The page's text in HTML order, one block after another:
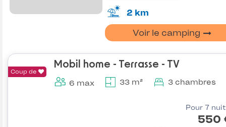
2 km
Voir le camping
Coup de
Mobil home - Terrasse - TV
6 max 33 m² 3 chambres
Pour 7
550